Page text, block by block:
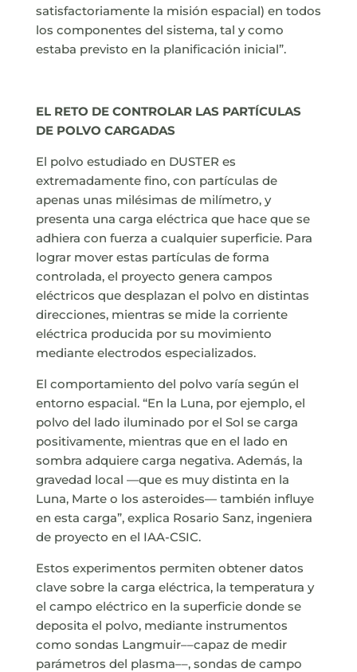
satisfactoriamente la misión espacial) en todos
los componentes del sistema, tal y como
estaba previsto en la planificación inicial”.
EL RETO DE CONTROLAR LAS PARTÍCULAS
DE POLVO CARGADAS
El polvo estudiado en DUSTER es
extremadamente fino, con partículas de
apenas unas milésimas de milímetro, y
presenta una carga eléctrica que hace que se
adhiera con fuerza a cualquier superficie. Para
lograr mover estas partículas de forma
controlada, el proyecto genera campos
eléctricos que desplazan el polvo en distintas
direcciones, mientras se mide la corriente
eléctrica producida por su movimiento
mediante electrodos especializados.
El comportamiento del polvo varía según el
entorno espacial. “En la Luna, por ejemplo, el
polvo del lado iluminado por el Sol se carga
positivamente, mientras que en el lado en
sombra adquiere carga negativa. Además, la
gravedad local —que es muy distinta en la
Luna, Marte o los asteroides— también influye
en esta carga”, explica Rosario Sanz, ingeniera
de proyecto en el IAA-CSIC.
Estos experimentos permiten obtener datos
clave sobre la carga eléctrica, la temperatura y
el campo eléctrico en la superficie donde se
deposita el polvo, mediante instrumentos
como sondas Langmuir––capaz de medir
parámetros del plasma––, sondas de campo